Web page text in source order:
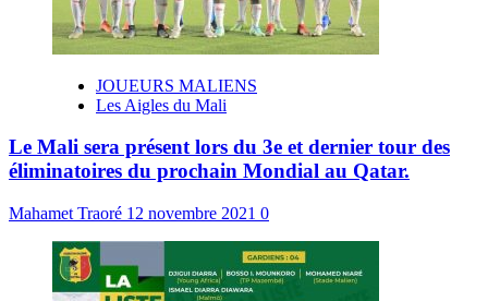
JOUEURS MALIENS
Les Aigles du Mali
Le Mali sera présent lors du 3e et dernier tour des
éliminatoires du prochain Mondial au Qatar.
Mahamet Traoré 12 novembre 2021 0